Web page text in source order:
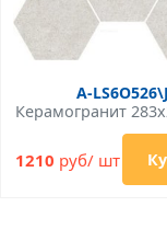
A-LS6O526\J
Керамогранит
1210 руб/ шт